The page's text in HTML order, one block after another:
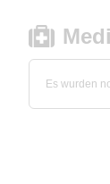
Es wurden